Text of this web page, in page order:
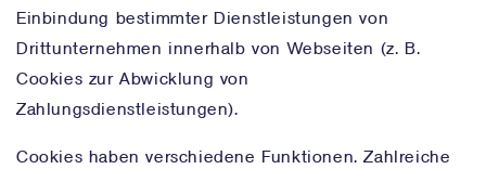
Einbindung bestimmter Dienstleistungen von
Drittunternehmen innerhalb von Webseiten (z. B.
Cookies zur Abwicklung von
Zahlungsdienstleistungen).
Cookies haben verschiedene Funktionen. Zahlreiche